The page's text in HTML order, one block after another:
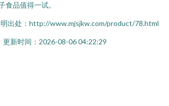
品值得一试。
出处：http://www.mjsjkw.com/product/78.html
更新时间：2026-08-06 04:22:29